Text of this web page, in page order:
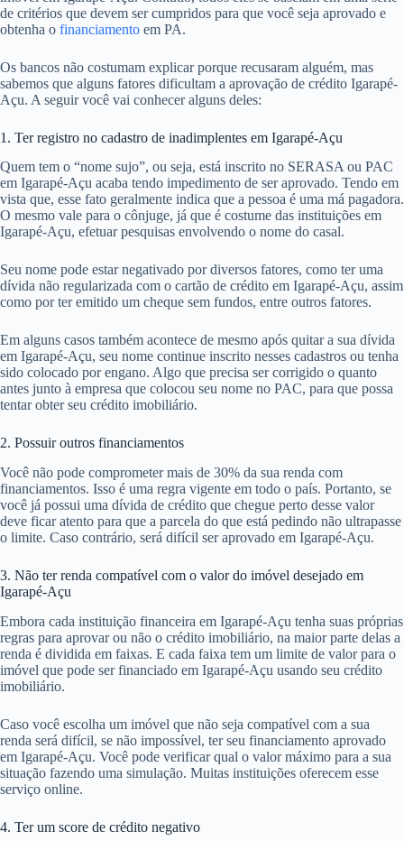
de critérios que devem ser cumpridos para que você seja aprovado e
obtenha o financiamento em PA.
Os bancos não costumam explicar porque recusaram alguém, mas
sabemos que alguns fatores dificultam a aprovação de crédito Igarapé-
Açu. A seguir você vai conhecer alguns deles:
1. Ter registro no cadastro de inadimplentes em Igarapé-Açu
Quem tem o “nome sujo”, ou seja, está inscrito no SERASA ou PAC
em Igarapé-Açu acaba tendo impedimento de ser aprovado. Tendo em
vista que, esse fato geralmente indica que a pessoa é uma má pagadora.
O mesmo vale para o cônjuge, já que é costume das instituições em
Igarapé-Açu, efetuar pesquisas envolvendo o nome do casal.
Seu nome pode estar negativado por diversos fatores, como ter uma
dívida não regularizada com o cartão de crédito em Igarapé-Açu, assim
como por ter emitido um cheque sem fundos, entre outros fatores.
Em alguns casos também acontece de mesmo após quitar a sua dívida
em Igarapé-Açu, seu nome continue inscrito nesses cadastros ou tenha
sido colocado por engano. Algo que precisa ser corrigido o quanto
antes junto à empresa que colocou seu nome no PAC, para que possa
tentar obter seu crédito imobiliário.
2. Possuir outros financiamentos
Você não pode comprometer mais de 30% da sua renda com
financiamentos. Isso é uma regra vigente em todo o país. Portanto, se
você já possui uma dívida de crédito que chegue perto desse valor
deve ficar atento para que a parcela do que está pedindo não ultrapasse
o limite. Caso contrário, será difícil ser aprovado em Igarapé-Açu.
3. Não ter renda compatível com o valor do imóvel desejado em
Igarapé-Açu
Embora cada instituição financeira em Igarapé-Açu tenha suas próprias
regras para aprovar ou não o crédito imobiliário, na maior parte delas a
renda é dividida em faixas. E cada faixa tem um limite de valor para o
imóvel que pode ser financiado em Igarapé-Açu usando seu crédito
imobiliário.
Caso você escolha um imóvel que não seja compatível com a sua
renda será difícil, se não impossível, ter seu financiamento aprovado
em Igarapé-Açu. Você pode verificar qual o valor máximo para a sua
situação fazendo uma simulação. Muitas instituições oferecem esse
serviço online.
4. Ter um score de crédito negativo